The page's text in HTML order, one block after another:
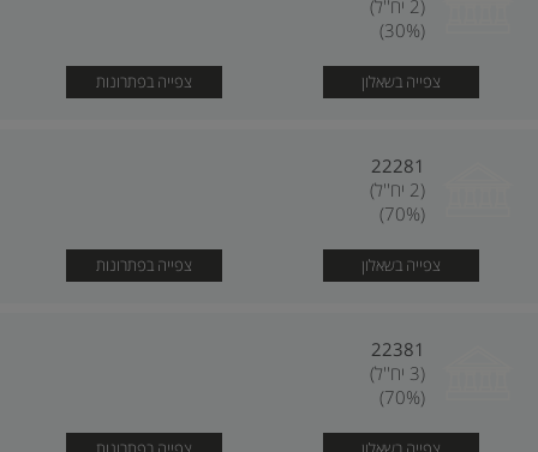
(2 יח''ל)
(30%)
צפייה בשאלון צפייה בפתרונות
22281
(2 יח''ל)
(70%)
צפייה בשאלון צפייה בפתרונות
22381
(3 יח''ל)
(70%)